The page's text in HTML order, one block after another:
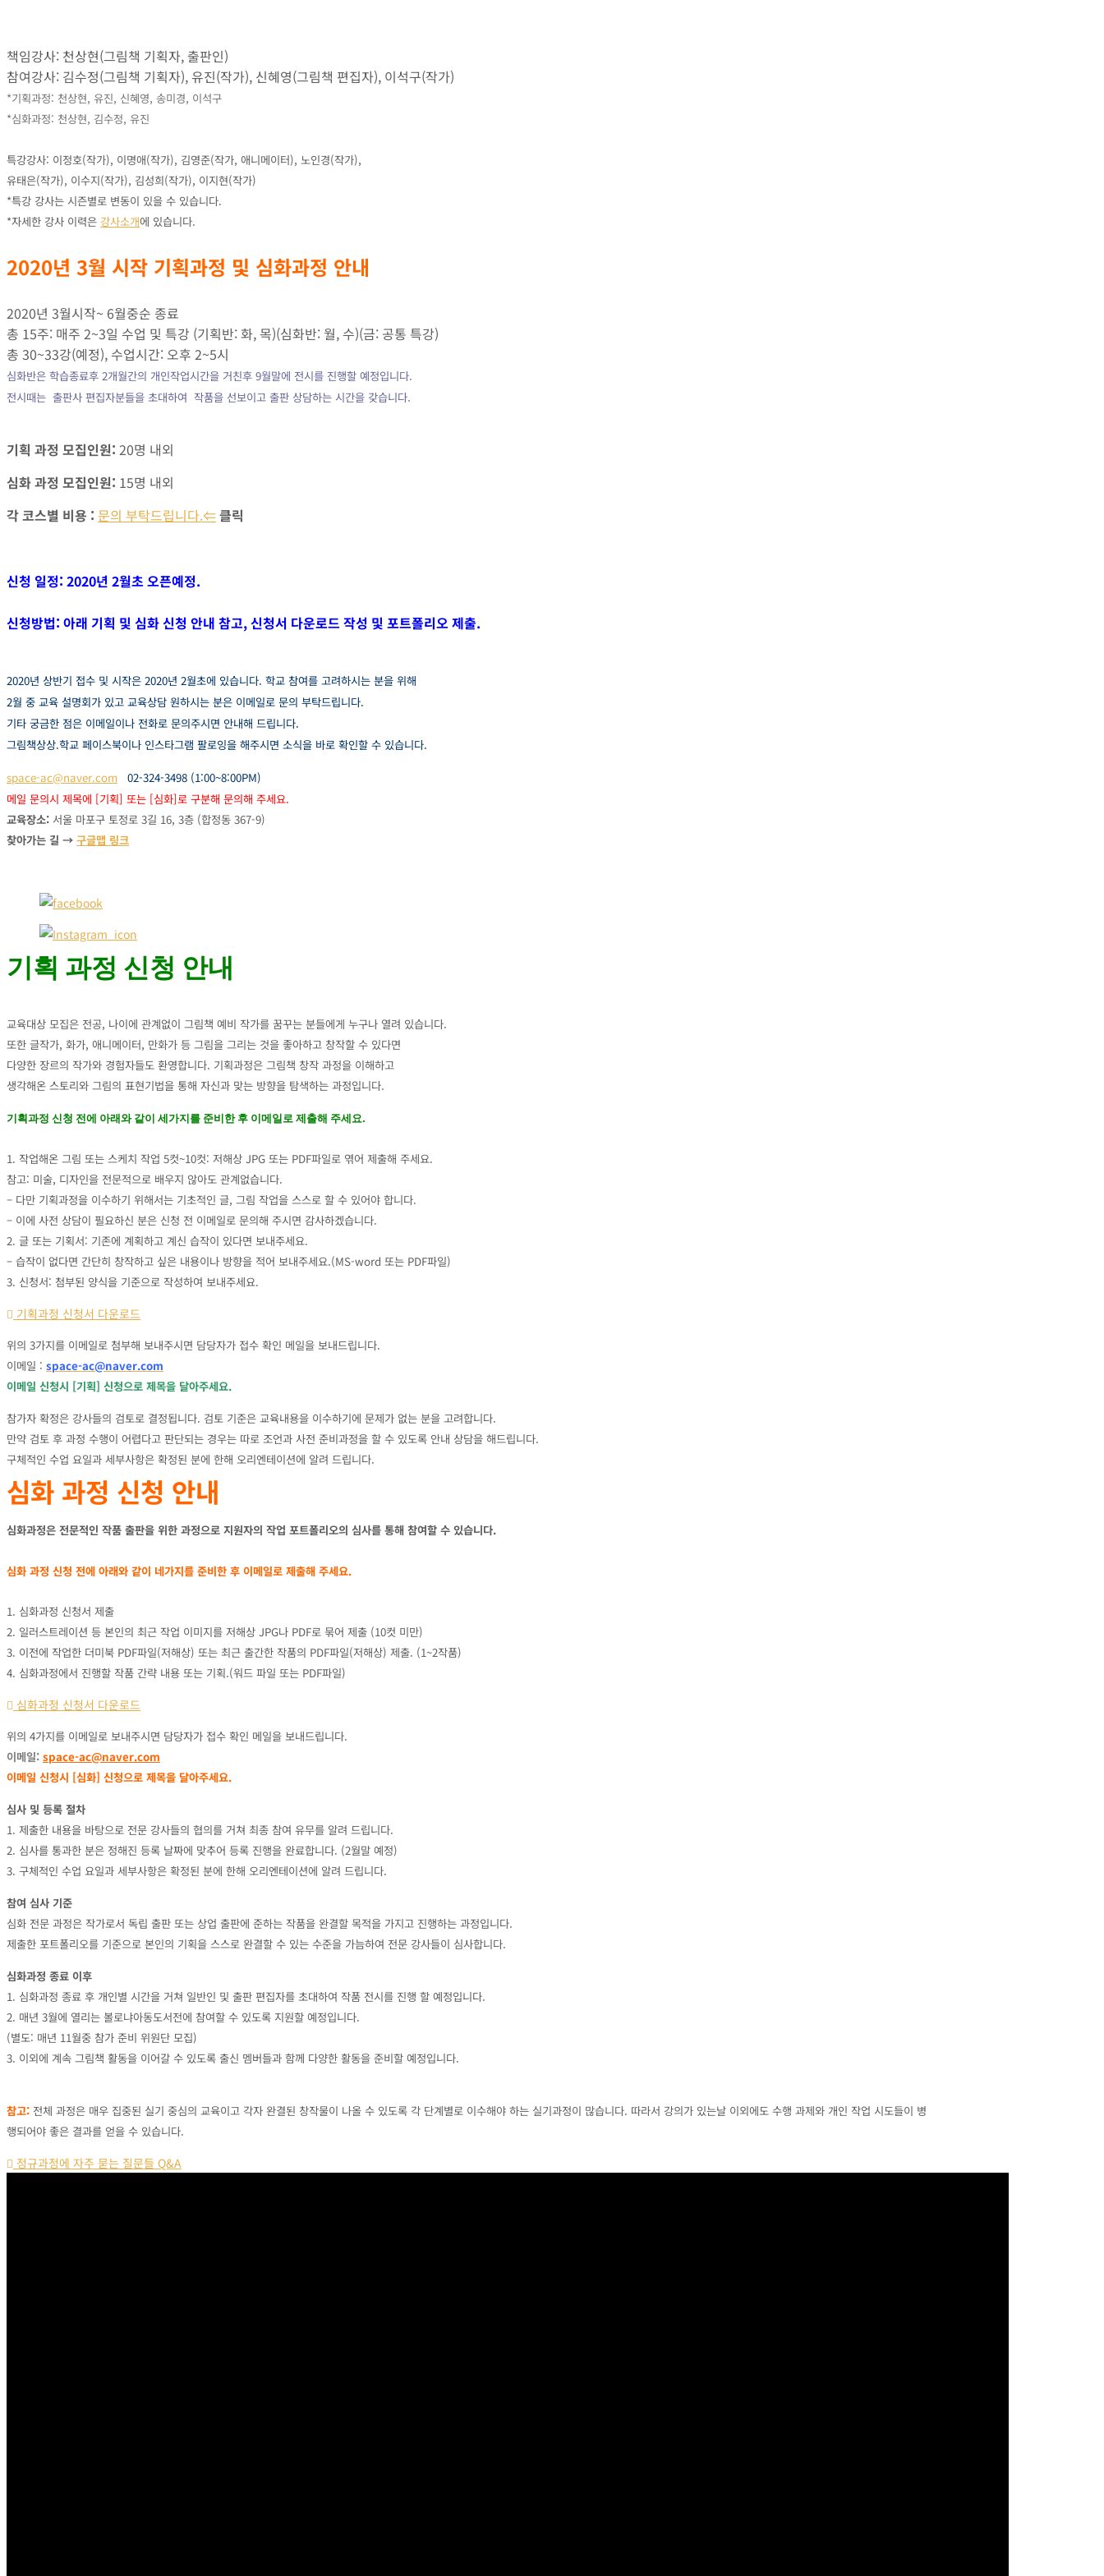
책임강사: 천상현(그림책 기획자, 출판인)
참여강사: 김수정(그림책 기획자), 유진(작가), 신혜영(그림책 편집자), 이석구(작가)
*기획과정: 천상현, 유진, 신혜영, 송미경, 이석구
*심화과정: 천상현, 김수정, 유진
특강강사: 이정호(작가), 이명애(작가), 김영준(작가, 애니메이터), 노인경(작가),
유태은(작가), 이수지(작가), 김성희(작가), 이지현(작가)
*특강 강사는 시즌별로 변동이 있을 수 있습니다.
*자세한 강사 이력은 강사소개에 있습니다.
2020년 3월 시작 기획과정 및 심화과정 안내
2020년 3월시작~ 6월중순 종료
총 15주: 매주 2~3일 수업 및 특강 (기획반: 화, 목)(심화반: 월, 수)(금: 공통 특강)
총 30~33강(예정), 수업시간: 오후 2~5시
심화반은 학습종료후 2개월간의 개인작업시간을 거친후 9월말에 전시를 진행할 예정입니다.
전시때는 출판사 편집자분들을 초대하여 작품을 선보이고 출판 상담하는 시간을 갖습니다.
기획 과정 모집인원: 20명 내외
심화 과정 모집인원: 15명 내외
각 코스별 비용 : 문의 부탁드립니다.⇐클릭
신청 일정: 2020년 2월초 오픈예정.
신청방법: 아래 기획 및 심화 신청 안내 참고, 신청서 다운로드 작성 및 포트폴리오 제출.
2020년 상반기 접수 및 시작은 2020년 2월초에 있습니다. 학교 참여를 고려하시는 분을 위해
2월 중 교육 설명회가 있고 교육상담 원하시는 분은 이메일로 문의 부탁드립니다.
기타 궁금한 점은 이메일이나 전화로 문의주시면 안내해 드립니다.
그림책상상.학교 페이스북이나 인스타그램 팔로잉을 해주시면 소식을 바로 확인할 수 있습니다.
space-ac@naver.com 02-324-3498 (1:00~8:00PM)
메일 문의시 제목에 [기획] 또는 [심화]로 구분해 문의해 주세요.
교육장소: 서울 마포구 토정로 3길 16, 3층 (합정동 367-9)
찾아가는 길 → 구글맵 링크
기획 과정 신청 안내
교육대상 모집은 전공, 나이에 관계없이 그림책 예비 작가를 꿈꾸는 분들에게 누구나 열려 있습니다.
또한 글작가, 화가, 애니메이터, 만화가 등 그림을 그리는 것을 좋아하고 창작할 수 있다면
다양한 장르의 작가와 경험자들도 환영합니다. 기획과정은 그림책 창작 과정을 이해하고
생각해온 스토리와 그림의 표현기법을 통해 자신과 맞는 방향을 탐색하는 과정입니다.
기획과정 신청 전에 아래와 같이 세가지를 준비한 후 이메일로 제출해 주세요.
1. 작업해온 그림 또는 스케치 작업 5컷~10컷: 저해상 JPG 또는 PDF파일로 엮어 제출해 주세요.
참고: 미술, 디자인을 전문적으로 배우지 않아도 관계없습니다.
– 다만 기획과정을 이수하기 위해서는 기초적인 글, 그림 작업을 스스로 할 수 있어야 합니다.
– 이에 사전 상담이 필요하신 분은 신청 전 이메일로 문의해 주시면 감사하겠습니다.
2. 글 또는 기획서: 기존에 계획하고 계신 습작이 있다면 보내주세요.
– 습작이 없다면 간단히 창작하고 싶은 내용이나 방향을 적어 보내주세요.(MS-word 또는 PDF파일)
3. 신청서: 첨부된 양식을 기준으로 작성하여 보내주세요.
기획과정 신청서 다운로드
위의 3가지를 이메일로 첨부해 보내주시면 담당자가 접수 확인 메일을 보내드립니다.
이메일 : space-ac@naver.com
이메일 신청시 [기획] 신청으로 제목을 달아주세요.
참가자 확정은 강사들의 검토로 결정됩니다. 검토 기준은 교육내용을 이수하기에 문제가 없는 분을 고려합니다.
만약 검토 후 과정 수행이 어렵다고 판단되는 경우는 따로 조언과 사전 준비과정을 할 수 있도록 안내 상담을 해드립니다.
구체적인 수업 요일과 세부사항은 확정된 분에 한해 오리엔테이션에 알려 드립니다.
심화 과정 신청 안내
심화과정은 전문적인 작품 출판을 위한 과정으로 지원자의 작업 포트폴리오의 심사를 통해 참여할 수 있습니다.
심화 과정 신청 전에 아래와 같이 네가지를 준비한 후 이메일로 제출해 주세요.
1. 심화과정 신청서 제출
2. 일러스트레이션 등 본인의 최근 작업 이미지를 저해상 JPG나 PDF로 묶어 제출 (10컷 미만)
3. 이전에 작업한 더미북 PDF파일(저해상) 또는 최근 출간한 작품의 PDF파일(저해상) 제출. (1~2작품)
4. 심화과정에서 진행할 작품 간략 내용 또는 기획.(워드 파일 또는 PDF파일)
심화과정 신청서 다운로드
위의 4가지를 이메일로 보내주시면 담당자가 접수 확인 메일을 보내드립니다.
이메일: space-ac@naver.com
이메일 신청시 [심화] 신청으로 제목을 달아주세요.
심사 및 등록 절차
1. 제출한 내용을 바탕으로 전문 강사들의 협의를 거쳐 최종 참여 유무를 알려 드립니다.
2. 심사를 통과한 분은 정해진 등록 날짜에 맞추어 등록 진행을 완료합니다. (2월말 예정)
3. 구체적인 수업 요일과 세부사항은 확정된 분에 한해 오리엔테이션에 알려 드립니다.
참여 심사 기준
심화 전문 과정은 작가로서 독립 출판 또는 상업 출판에 준하는 작품을 완결할 목적을 가지고 진행하는 과정입니다.
제출한 포트폴리오를 기준으로 본인의 기획을 스스로 완결할 수 있는 수준을 가늠하여 전문 강사들이 심사합니다.
심화과정 종료 이후
1. 심화과정 종료 후 개인별 시간을 거쳐 일반인 및 출판 편집자를 초대하여 작품 전시를 진행 할 예정입니다.
2. 매년 3월에 열리는 볼로냐아동도서전에 참여할 수 있도록 지원할 예정입니다.
(별도: 매년 11월중 참가 준비 위원단 모집)
3. 이외에 계속 그림책 활동을 이어갈 수 있도록 출신 멤버들과 함께 다양한 활동을 준비할 예정입니다.
참고: 전체 과정은 매우 집중된 실기 중심의 교육이고 각자 완결된 창작물이 나올 수 있도록 각 단계별로 이수해야 하는 실기과정이 많습니다. 따라서 강의가 있는날 이외에도 수행 과제와 개인 작업 시도들이 병
행되어야 좋은 결과를 얻을 수 있습니다.
정규과정에 자주 묻는 질문들 Q&A